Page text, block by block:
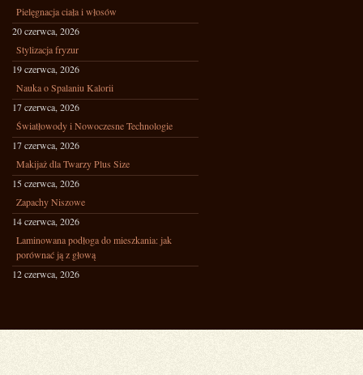
Pielęgnacja ciała i włosów
20 czerwca, 2026
Stylizacja fryzur
19 czerwca, 2026
Nauka o Spalaniu Kalorii
17 czerwca, 2026
Światłowody i Nowoczesne Technologie
17 czerwca, 2026
Makijaż dla Twarzy Plus Size
15 czerwca, 2026
Zapachy Niszowe
14 czerwca, 2026
Laminowana podłoga do mieszkania: jak
porównać ją z głową
12 czerwca, 2026